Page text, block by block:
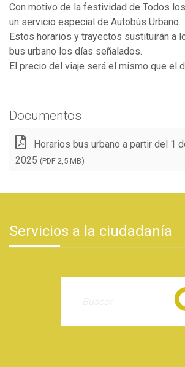
Con motivo de la festividad de Todos
un servicio especial de Autobús Urbano.
Estos horarios y trayectos sustituirán a
bus urbano los días señalados.
El precio del viaje será el mismo que el
Documentos
Horarios bus urbano a partir del 1
2025 (PDF 2,5 MB)
Servicios a la ciudadanía